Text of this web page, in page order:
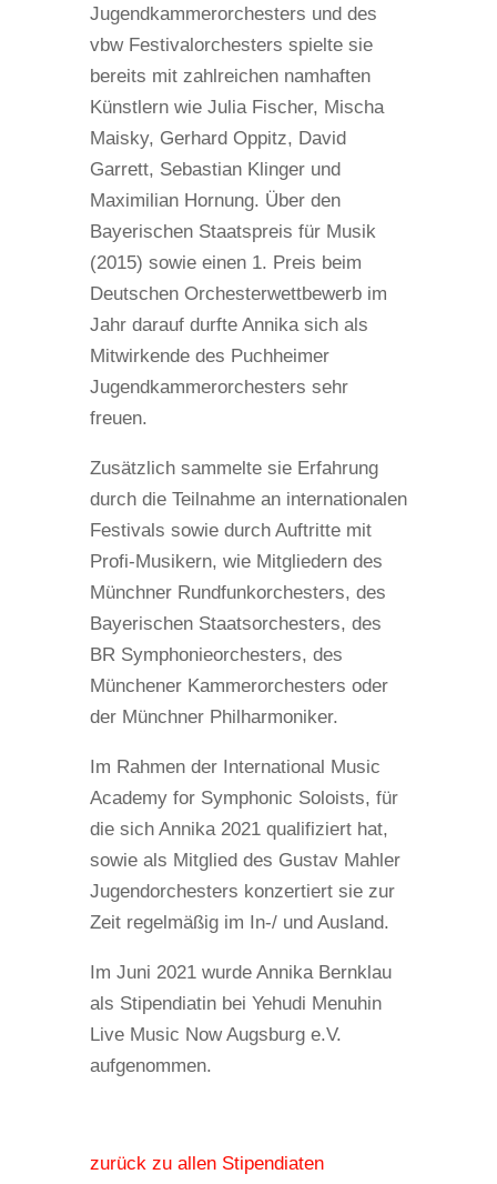
Jugendkammerorchesters und des
vbw Festivalorchesters spielte sie
bereits mit zahlreichen namhaften
Künstlern wie Julia Fischer, Mischa
Maisky, Gerhard Oppitz, David
Garrett, Sebastian Klinger und
Maximilian Hornung. Über den
Bayerischen Staatspreis für Musik
(2015) sowie einen 1. Preis beim
Deutschen Orchesterwettbewerb im
Jahr darauf durfte Annika sich als
Mitwirkende des Puchheimer
Jugendkammerorchesters sehr
freuen.
Zusätzlich sammelte sie Erfahrung
durch die Teilnahme an internationalen
Festivals sowie durch Auftritte mit
Profi-Musikern, wie Mitgliedern des
Münchner Rundfunkorchesters, des
Bayerischen Staatsorchesters, des
BR Symphonieorchesters, des
Münchener Kammerorchesters oder
der Münchner Philharmoniker.
Im Rahmen der International Music
Academy for Symphonic Soloists, für
die sich Annika 2021 qualifiziert hat,
sowie als Mitglied des Gustav Mahler
Jugendorchesters konzertiert sie zur
Zeit regelmäßig im In-/ und Ausland.
Im Juni 2021 wurde Annika Bernklau
als Stipendiatin bei Yehudi Menuhin
Live Music Now Augsburg e.V.
aufgenommen.
zurück zu allen Stipendiaten